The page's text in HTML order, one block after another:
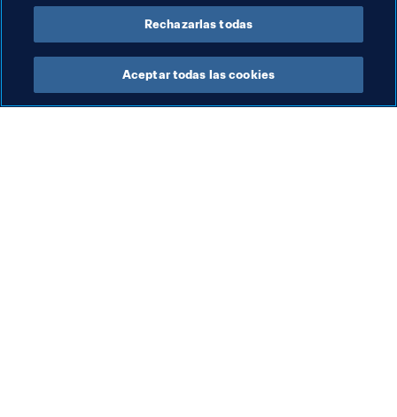
Rechazarlas todas
Aceptar todas las cookies